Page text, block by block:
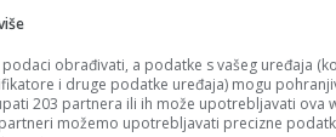
da ostvari osoba koja je već
za prvi stan, za koju je povrat već
(osim ako kupuje novi prvi stan
umanjen za ono što je već iskorišteno),
obrađivati, a podatke s vašeg uređaja
i druge podatke uređaja) mogu
203 partnera ili ih može upotrebljavati ova
možemo upotrebljavati precizne